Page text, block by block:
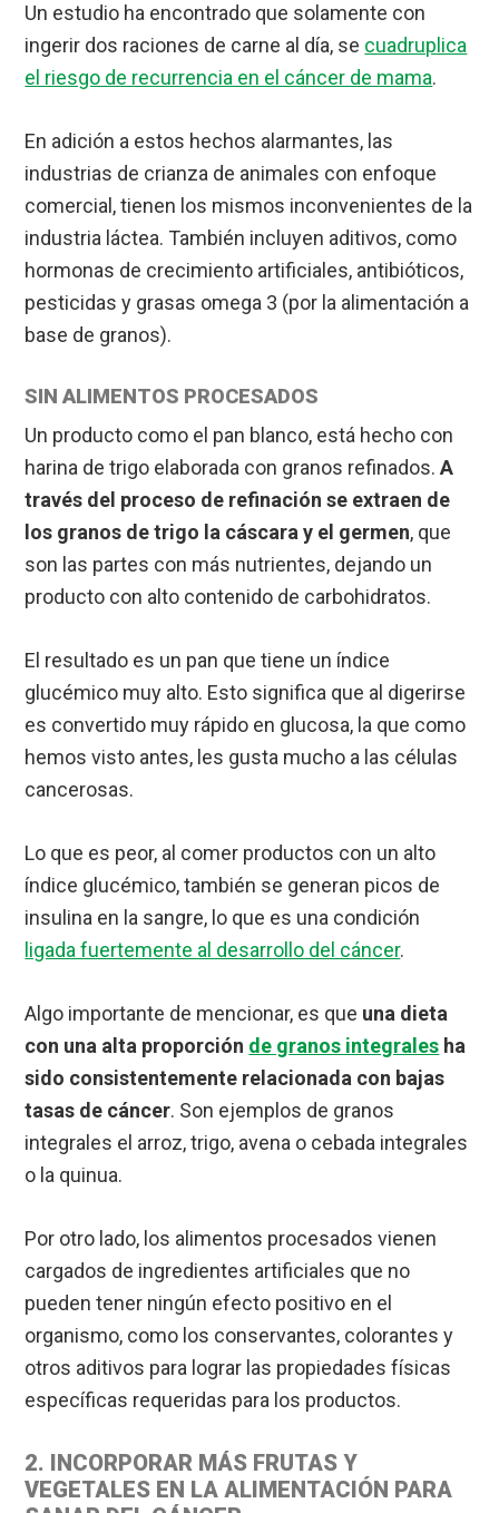
Un estudio ha encontrado que solamente con
ingerir dos raciones de carne al día, se cuadruplica
el riesgo de recurrencia en el cáncer de mama.
En adición a estos hechos alarmantes, las
industrias de crianza de animales con enfoque
comercial, tienen los mismos inconvenientes de la
industria láctea. También incluyen aditivos, como
hormonas de crecimiento artificiales, antibióticos,
pesticidas y grasas omega 3 (por la alimentación a
base de granos).
SIN ALIMENTOS PROCESADOS
Un producto como el pan blanco, está hecho con
harina de trigo elaborada con granos refinados.A
través del proceso de refinación se extraen de
los granos de trigo la cáscara y el germen, que
son las partes con más nutrientes, dejando un
producto con alto contenido de carbohidratos.
El resultado es un pan que tiene un índice
glucémico muy alto. Esto significa que al digerirse
es convertido muy rápido en glucosa, la que como
hemos visto antes, les gusta mucho a las células
cancerosas.
Lo que es peor, al comer productos con un alto
índice glucémico, también se generan picos de
insulina en la sangre, lo que es una condición
ligada fuertemente al desarrollo del cáncer.
Algo importante de mencionar, es que una dieta
con una alta proporción de granos integrales ha
sido consistentemente relacionada con bajas
tasas de cáncer. Son ejemplos de granos
integrales el arroz, trigo, avena o cebada integrales
o la quinua.
Por otro lado, los alimentos procesados vienen
cargados de ingredientes artificiales que no
pueden tener ningún efecto positivo en el
organismo, como los conservantes, colorantes y
otros aditivos para lograr las propiedades físicas
específicas requeridas para los productos.
2. INCORPORAR MÁS FRUTAS Y
VEGETALES EN LA ALIMENTACIÓN PARA